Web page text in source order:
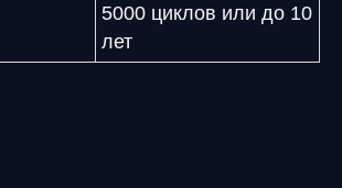
5000 циклов или до 10
лет